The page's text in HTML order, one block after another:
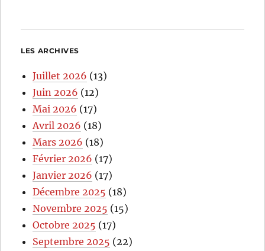
LES ARCHIVES
Juillet 2026 (13)
Juin 2026 (12)
Mai 2026 (17)
Avril 2026 (18)
Mars 2026 (18)
Février 2026 (17)
Janvier 2026 (17)
Décembre 2025 (18)
Novembre 2025 (15)
Octobre 2025 (17)
Septembre 2025 (22)